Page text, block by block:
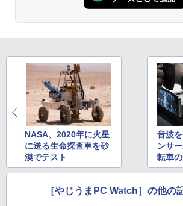
永瀬廉 プレミアム
限定版】(仮) (単行本
￥8,800
異世界居酒屋「のぶ
蝉川 夏哉 ]
￥14,990
【2026年アップグレー
レスイヤホン bluetooth
軽量 ブルートゥースHi-
るーとゅーす コードレ
セリング 自動ペアリン
付き 防水 タッチ式音
学/WEB会議(ホワイト)
￥1,964
￥250
BUGS LIFE
￥250
On My Road (Stadium
￥1,117
by Amazon 炭酸水 ラベ
強炭酸水 ペットボトル
art Basic)
￥1,625
￥572
スーパーの裏でヤニ吸
版ビッグガンガンコミ
￥810
ONE PIECE モノクロ版
NASA、2020年に火星
に送る生命探査車を砂
漠でテスト
音波
ンサ
転車
用可
［やじうまPC Watch］の他の